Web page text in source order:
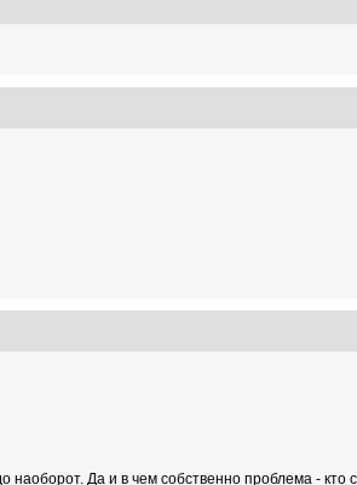
Да и в чем собственно проблема - кто